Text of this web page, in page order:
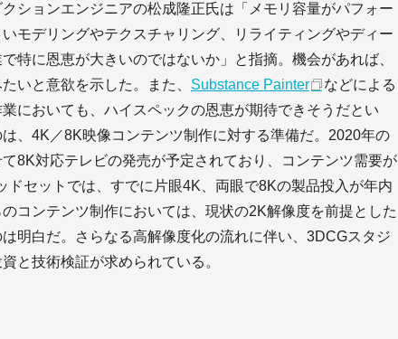
ションエンジニアの松成隆正氏は「メモリ容量がパフォー
モデリングやテクスチャリング、リライティングやディー
特に恩恵が大きいのではないか」と指摘。機会があれば、
いと意欲を示した。また、 Substance Painter
などによる
においても、ハイスペックの恩恵が期待できそうだとい
、4K／8K映像コンテンツ制作に対する準備だ。2020年の
8K対応テレビの発売が予定されており、コンテンツ需要が
ドセットでは、すでに片眼4K、両眼で8Kの製品投入が年内
コンテンツ制作においては、現状の2K解像度を前提とした
明白だ。さらなる高解像度化の流れに伴い、3DCGスタジ
と技術検証が求められている。